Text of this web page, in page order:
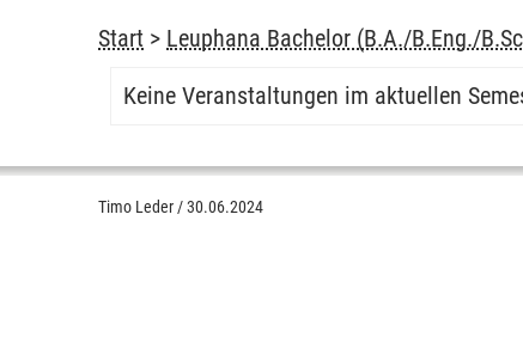
Start > Leuphana Bachelor (B.A./B.Eng./
Keine Veranstaltungen im aktuellen
Timo Leder /30.06.2024